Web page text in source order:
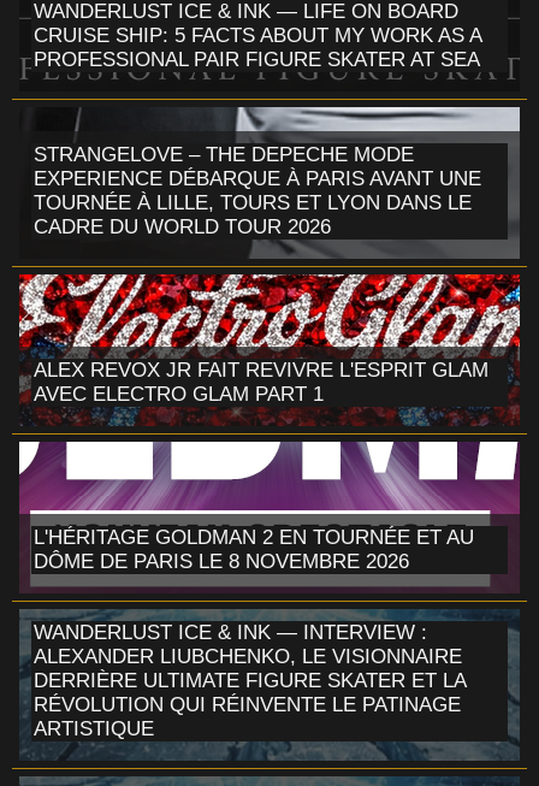
WANDERLUST ICE & INK — LIFE ON BOARD
CRUISE SHIP: 5 FACTS ABOUT MY WORK AS A
PROFESSIONAL PAIR FIGURE SKATER AT SEA
STRANGELOVE – THE DEPECHE MODE
EXPERIENCE DÉBARQUE À PARIS AVANT UNE
TOURNÉE À LILLE, TOURS ET LYON DANS LE
CADRE DU WORLD TOUR 2026
ALEX REVOX JR FAIT REVIVRE L'ESPRIT GLAM
AVEC ELECTRO GLAM PART 1
L'HÉRITAGE GOLDMAN 2 EN TOURNÉE ET AU
DÔME DE PARIS LE 8 NOVEMBRE 2026
WANDERLUST ICE & INK — INTERVIEW :
ALEXANDER LIUBCHENKO, LE VISIONNAIRE
DERRIÈRE ULTIMATE FIGURE SKATER ET LA
RÉVOLUTION QUI RÉINVENTE LE PATINAGE
ARTISTIQUE